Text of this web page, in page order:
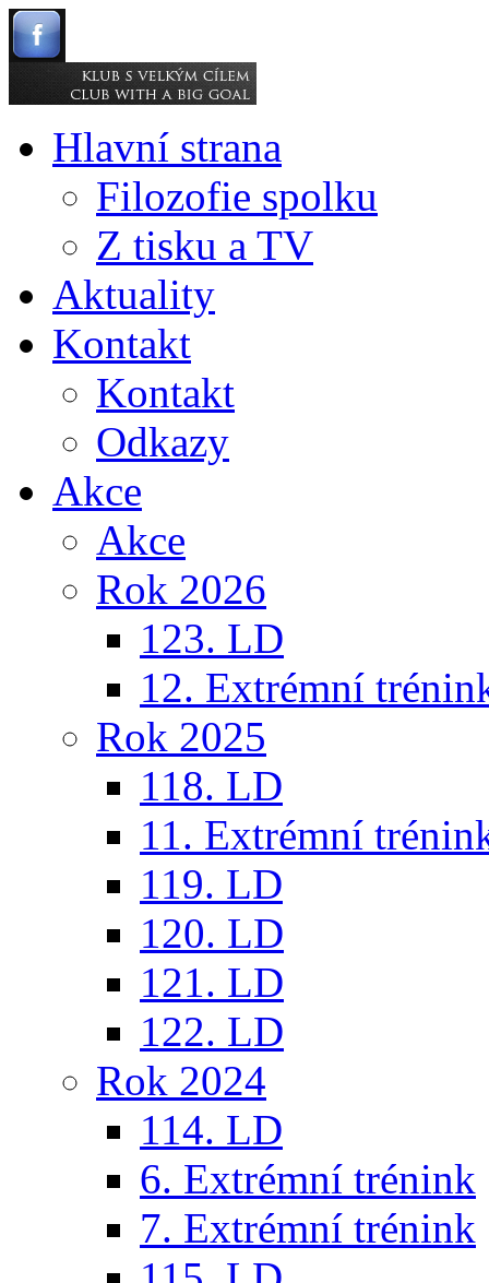
Hlavní strana
Filozofie spolku
Z tisku a TV
Aktuality
Kontakt
Kontakt
Odkazy
Akce
Akce
Rok 2026
123. LD
12. Extrémní
Rok 2025
118. LD
11. Extrémní
119. LD
120. LD
121. LD
122. LD
Rok 2024
114. LD
6. Extrémní trénink
7. Extrémní trénink